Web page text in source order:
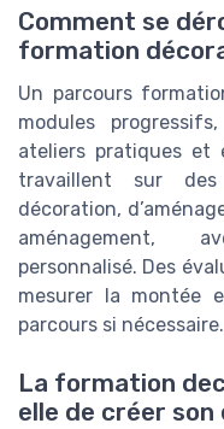
Comment se
formation
Un parcours
modules
ateliers pratiques et
travaillent sur des
décoration,
aménagement,
personnalisé. Des
mesurer la montée
parcours si nécessaire.
La formation
elle de créer